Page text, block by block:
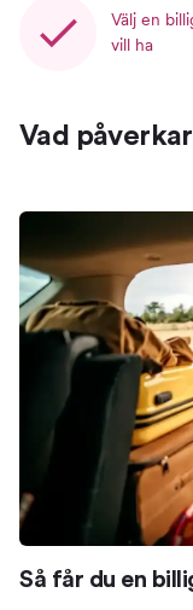
Välj en
vill ha
Vad
Så får du en